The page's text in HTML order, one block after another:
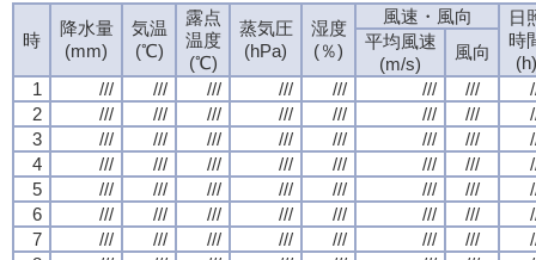
時
降水量
(mm)
気温
(℃)
露点
温度
(℃)
蒸気圧
(hPa)
湿度
(％)
風速・風向
日
時
(h)
平均風速
(m/s)
風向
1
/// /// /// /// /// /// ///
2
/// /// /// /// /// /// ///
3
/// /// /// /// /// /// ///
4
/// /// /// /// /// /// ///
5
/// /// /// /// /// /// ///
6
/// /// /// /// /// /// ///
7
/// /// /// /// /// /// ///